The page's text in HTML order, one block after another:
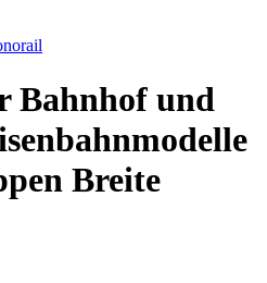
Bahnhof und
Breite